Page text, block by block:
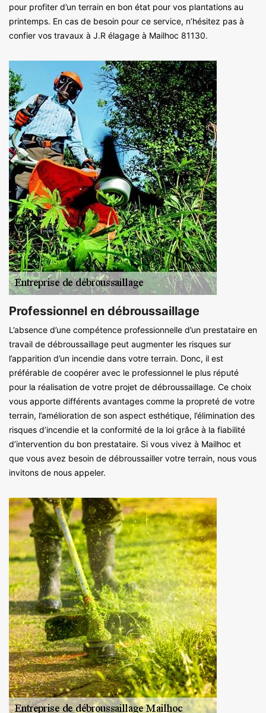
pour profiter d’un terrain en bon état pour vos plantations au
printemps. En cas de besoin pour ce service, n’hésitez pas à
confier vos travaux à J.R élagage à Mailhoc 81130.
Professionnel en débroussaillage
L’absence d’une compétence professionnelle d’un prestataire en
travail de débroussaillage peut augmenter les risques sur
l’apparition d’un incendie dans votre terrain. Donc, il est
préférable de coopérer avec le professionnel le plus réputé
pour la réalisation de votre projet de débroussaillage. Ce choix
vous apporte différents avantages comme la propreté de votre
terrain, l’amélioration de son aspect esthétique, l’élimination des
risques d’incendie et la conformité de la loi grâce à la fiabilité
d’intervention du bon prestataire. Si vous vivez à Mailhoc et
que vous avez besoin de débroussailler votre terrain, nous vous
invitons de nous appeler.